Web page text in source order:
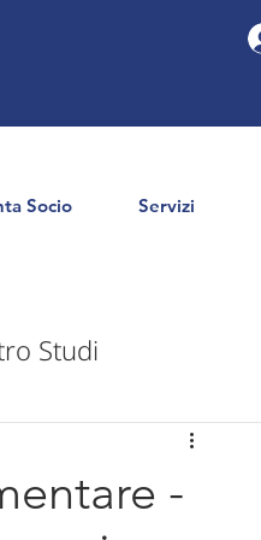
Socio Servizi
Studi
PNRR
-